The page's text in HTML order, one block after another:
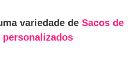
variedade de Sacos de
personalizados